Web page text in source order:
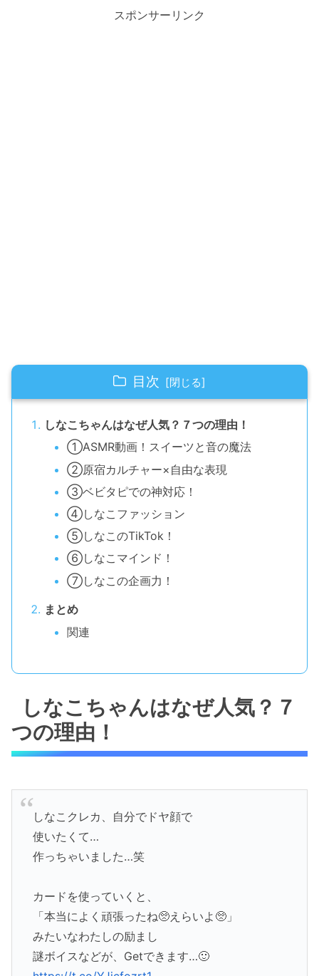
スポンサーリンク
目次
しなこちゃんはなぜ人気？７つの理由！
①ASMR動画！スイーツと音の魔法
②原宿カルチャー×自由な表現
③ベビタピでの神対応！
④しなこファッション
⑤しなこのTikTok！
⑥しなこマインド！
⑦しなこの企画力！
まとめ
関連
しなこちゃんはなぜ人気？７
つの理由！
しなこクレカ、自分でドヤ顔で
使いたくて…
作っちゃいました…笑
カードを使っていくと、
「本当によく頑張ったね🥺えらいよ🥺」
みたいなわたしの励まし
謎ボイスなどが、Getできます…🙂